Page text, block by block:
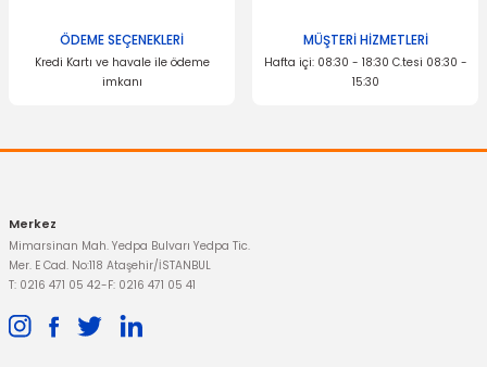
Bu ürüne benzer farklı alternatifler olmalı.
ÖDEME SEÇENEKLERİ
Kredi Kartı ve havale ile ödeme
imkanı
MÜŞTERİ HİZMETLERİ
Hafta içi: 08:30 - 18:30 C.tesi 08:30 -
15:30
Merkez
Mimarsinan Mah. Yedpa Bulvarı Yedpa Tic.
Mer. E Cad. No:118 Ataşehir/İSTANBUL
T: 0216 471 05 42-F: 0216 471 05 41